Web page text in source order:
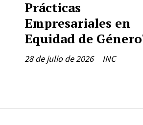
Prácticas
Empresariales en
Equidad de
INC
28 de julio de 2026